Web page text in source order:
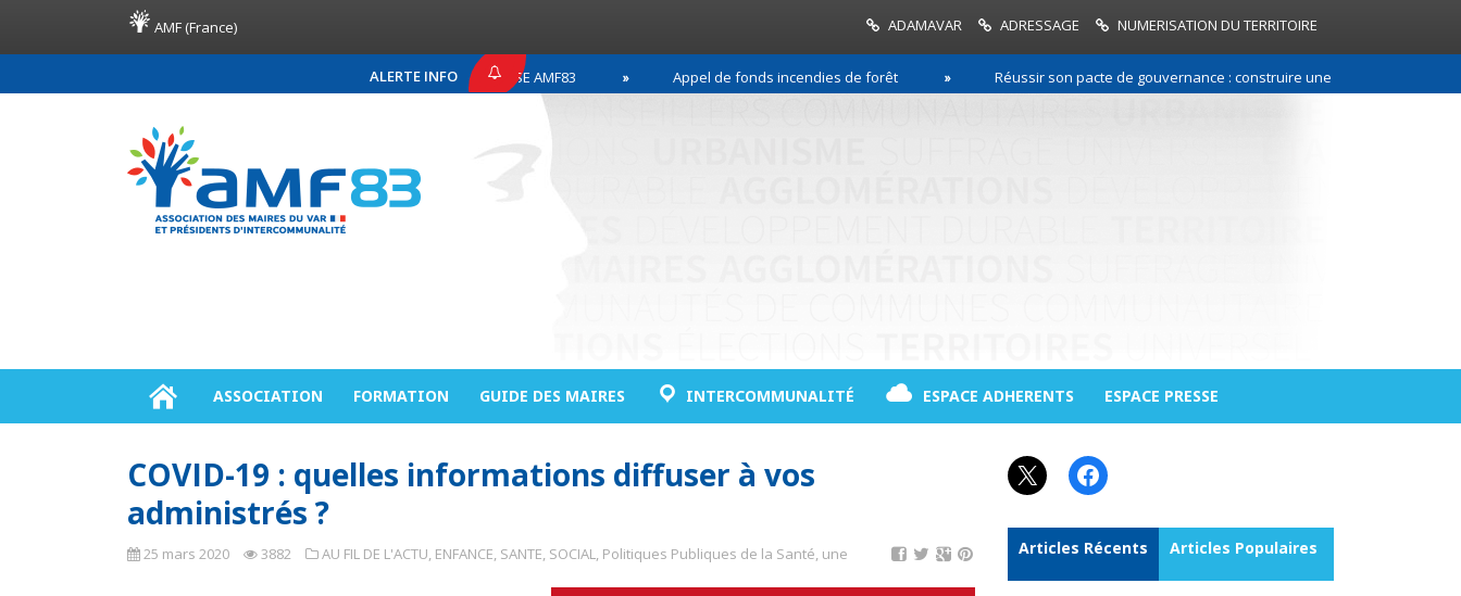
AMF (France) ADAMAVAR ADRESSAGE NUMERISATION DU TERRITOIRE
ALERTE INFO
COMMUNIQUÉ DE PRESSE AMF83 Appel de fonds incendies de forêt Réussir son pacte de gouvernance : construire une relation de
ASSOCIATION FORMATION GUIDE DES MAIRES INTERCOMMUNALITÉ ESPACE ADHERENTS ESPACE PRESSE
COVID-19 : quelles informations diffuser à vos
administrés ?
25 mars 2020 3882 AU FIL DE L'ACTU, ENFANCE, SANTE, SOCIAL, Politiques Publiques de la Santé, une
X Facebook
Articles Récents Articles Populaires